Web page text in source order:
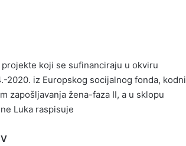
koji se sufinanciraju u okviru
2020. iz Europskog socijalnog fonda, kodni
zapošljavanja žena-faza II, a u sklopu
Luka raspisuje